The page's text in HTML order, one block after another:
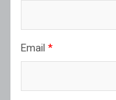
Email *